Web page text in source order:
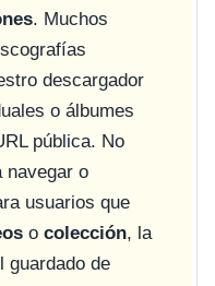
. Muchos
descargador
o álbumes
pública. No
navegar o
usuarios que
o colección, la
guardado de